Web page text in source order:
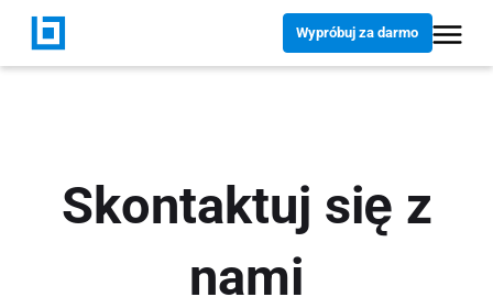
Wypróbuj za darmo
Skontaktuj się z
nami